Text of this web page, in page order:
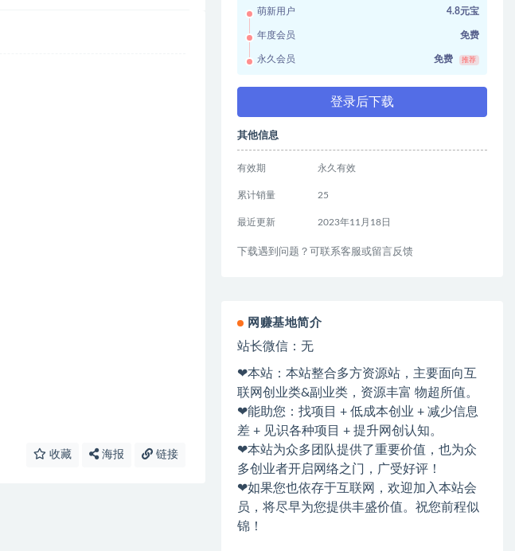
收藏 海报 链接
萌新用户 4.8元宝
年度会员 免费
永久会员 免费 推荐
登录后下载
其他信息
有效期 永久有效
累计销量 25
最近更新 2023年11月18日
下载遇到问题？可联系客服或留言反馈
网赚基地简介
站长微信：无
❤本站：本站整合多方资源站，主要面向互
联网创业类&副业类，资源丰富 物超所值。
❤能助您：找项目 + 低成本创业 + 减少信息
差 + 见识各种项目 + 提升网创认知。
❤本站为众多团队提供了重要价值，也为众
多创业者开启网络之门，广受好评！
❤如果您也依存于互联网，欢迎加入本站会
员，将尽早为您提供丰盛价值。祝您前程似
锦！